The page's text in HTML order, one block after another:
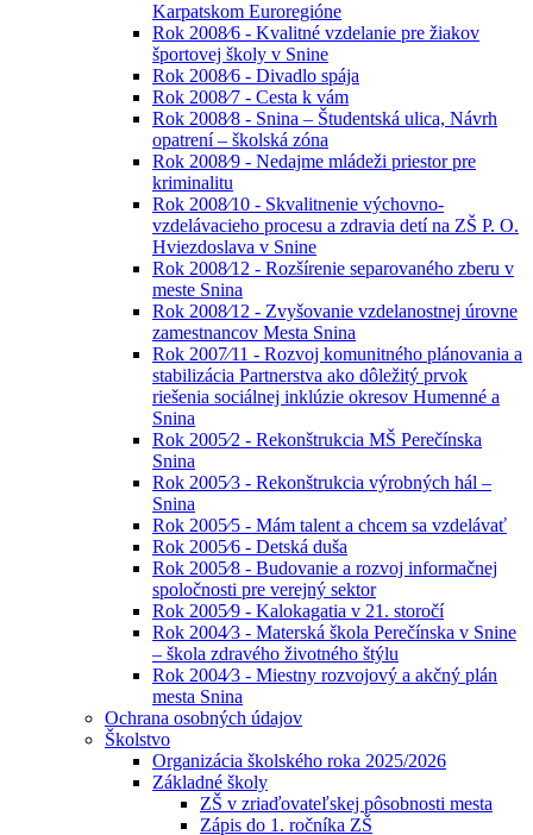
Karpatskom Euroregióne
Rok 2008⁄6 - Kvalitné vzdelanie pre žiakov
športovej školy v Snine
Rok 2008⁄6 - Divadlo spája
Rok 2008⁄7 - Cesta k vám
Rok 2008⁄8 - Snina – Študentská ulica, Návrh
opatrení – školská zóna
Rok 2008⁄9 - Nedajme mládeži priestor pre
kriminalitu
Rok 2008⁄10 - Skvalitnenie výchovno-
vzdelávacieho procesu a zdravia detí na ZŠ P. O.
Hviezdoslava v Snine
Rok 2008⁄12 - Rozšírenie separovaného zberu v
meste Snina
Rok 2008⁄12 - Zvyšovanie vzdelanostnej úrovne
zamestnancov Mesta Snina
Rok 2007⁄11 - Rozvoj komunitného plánovania a
stabilizácia Partnerstva ako dôležitý prvok
riešenia sociálnej inklúzie okresov Humenné a
Snina
Rok 2005⁄2 - Rekonštrukcia MŠ Perečínska
Snina
Rok 2005⁄3 - Rekonštrukcia výrobných hál –
Snina
Rok 2005⁄5 - Mám talent a chcem sa vzdelávať
Rok 2005⁄6 - Detská duša
Rok 2005⁄8 - Budovanie a rozvoj informačnej
spoločnosti pre verejný sektor
Rok 2005⁄9 - Kalokagatia v 21. storočí
Rok 2004⁄3 - Materská škola Perečínska v Snine
– škola zdravého životného štýlu
Rok 2004⁄3 - Miestny rozvojový a akčný plán
mesta Snina
Ochrana osobných údajov
Školstvo
Organizácia školského roka 2025/2026
Základné školy
ZŠ v zriaďovateľskej pôsobnosti mesta
Zápis do 1. ročníka ZŠ